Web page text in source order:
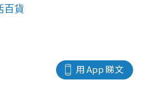
百貨
用 App 睇文